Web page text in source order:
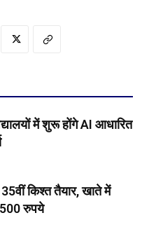
में शुरू होंगे AI आधारित
किश्त तैयार, खाते में
रुपये